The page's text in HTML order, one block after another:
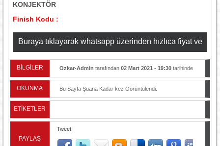
KONJEKTÖR
Finish Kodu :
Buraya tıklayarak whatsapp üzerinden hızlıca fiyat ve
stok bilgisi alabilirsiniz
BİLGİLER Ozkar-Admin tarafından 02 Mart 2021 - 19:30tarihinde
OKUNMA Bu Sayfa Şuana Kadar kez Görüntülendi.
ETİKETLER
PAYLAŞ
Tweet